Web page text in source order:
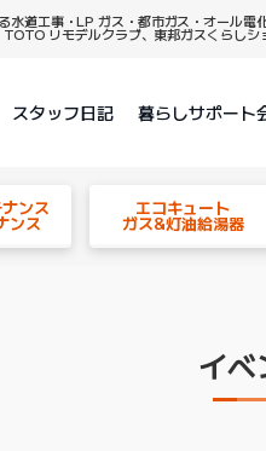
水道工事・LP ガス・都市ガス・オール電
リモデルクラブ、東邦ガスくらしシ
スタッフ日記 暮らしサポート
ンス
ンス
エコキュート
ガス&灯油給湯器
イベ